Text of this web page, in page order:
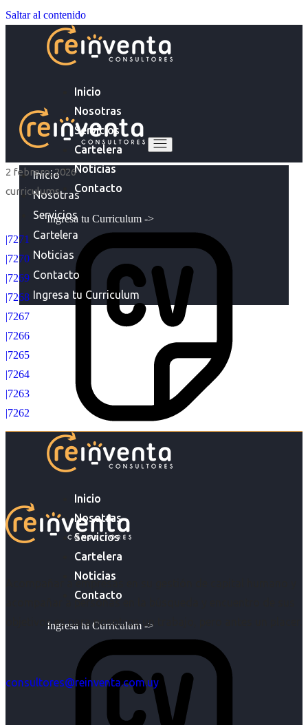
Saltar al contenido
Inicio
Nosotras
Servicios
Cartelera
Noticias
Contacto
Ingresa tu Curriculum ->
Inicio
Nosotras
Servicios
Cartelera
Noticias
Contacto
Ingresa tu Curriculum ->
Inicio
Nosotras
Servicios
Cartelera
Noticias
Contacto
Ingresa tu Curriculum
2 febrero, 2026
curriculums
|7271
|7270
|7269
|7268
|7267
|7266
|7265
|7264
|7263
|7262
Acompañar a empresas en su gestión de capital humano y
acompañar a personas en la búsqueda y encuentro de sus
objetivos es para nosotros un trabajo, pero antes un placer.
consultores@reinventa.com.uy